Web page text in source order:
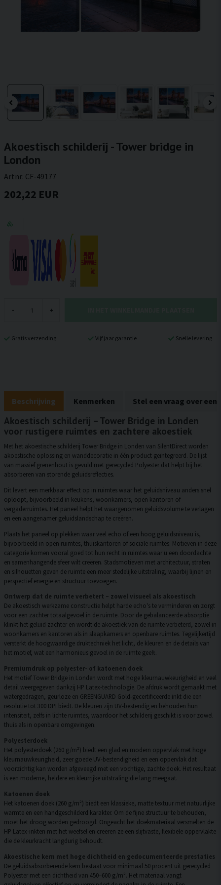
Akoestisch schilderij - Tower bridge in
London
Artnr: CF-49177
202,22 EUR
- +
Gratis verzending Vijf jaar garantie Snelle levering
Beschrijving Kenmerken Stel een vraag over een
Akoestisch schilderij – Tower Bridge in Londen
voor rustigere ruimtes en zachtere akoestiek
Met het akoestische schilderij Tower Bridge in Londen van SilentDirect worden
akoestische oplossing en wanddecoratie in één product geïntegreerd. De lijst
van massief grenenhout is gevuld met gerecycled Polyester dat helpt bij het
absorberen van storende geluidsreflecties.
Dit levert een merkbaar effect op in ruimtes waar het geluidsniveau anders snel
oploopt, bijvoorbeeld in keukens, woonkamers, open kantoren of
vergaderruimtes. Het paneel helpt het waargenomen geluidsvolume te verlagen
en een aangenamer geluidslandschap te creëren.
Plaats het paneel op plekken waar veel echo of een hoog geluidsniveau is,
bijvoorbeeld in open ruimtes, thuiskantoren of sociale ruimtes. Motieven in deze
categorie komen vooral goed tot hun recht in ruimtes waar u een doordachte
en samenhangende sfeer wilt creëren. Stadsmotieven met architectuur, straten
en silhouetten geven de ruimte een meer stedelijke uitstraling, waarbij lijnen en
perspectief energie en structuur toevoegen.
Ontwerp dat de ruimte verbetert – zowel visueel als akoestisch
De akoestisch werkzame constructie helpt harde echo's te verminderen en zorgt
voor een zachter totaalgevoel in de ruimte. Door de gebalanceerde absorptie
klinkt het geluid zachter en wordt de akoestiek van de ruimte verbeterd, zowel in
woonkamers en kantoren als in slaapkamers en openbare ruimtes. Tegelijkertijd
versterkt de hoogwaardige druktechniek het licht, de kleuren en de details van
het motief, wat een harmonieus gevoel in de ruimte geeft.
Premiumdruk op polyester- of katoenen doek
Het motief Tower Bridge in Londen wordt met hoge kleurnauwkeurigheid en veel
detail weergegeven dankzij HP Latex-technologie. De afdruk wordt gemaakt met
watergedragen, geurloze en GREENGUARD Gold-gecertificeerde inkt die een
resolutie tot 300 DPI biedt. De kleuren zijn UV-bestendig en behouden hun
intensiteit, zelfs in lichte ruimtes, waardoor het schilderij geschikt is voor zowel
thuis als in openbare omgevingen.
Polyesterdoek
Het polyesterdoek (260 g/m²) biedt een glad en modern oppervlak met hoge
kleurnauwkeurigheid, zeer goede UV-bestendigheid en een oppervlak dat
voorzichtig kan worden afgeveegd met een vochtige, zachte doek. Het resultaat
is een moderne, heldere en kleurrijke uitstraling die lang meegaat.
Katoenen doek
Het katoenen doek (260 g/m²) biedt een klassieke, matte textuur met natuurlijke
warmte en een handgeschilderd karakter. Om de fijne structuur te behouden,
moet het droog worden gedroogd. Ongeacht het doekmateriaal versmelten de
HP Latex-inkten met het weefsel en creëren ze een slijtvaste, flexibele oppervlakte
die de kleurkracht langdurig behoudt.
Akoestische kern met hoge dichtheid en gedocumenteerde prestaties
De geluidsabsorberende kern bestaat voor minimaal 50 procent uit gerecycled
Polyester met een dichtheid van 450–600 g/m². Het materiaal vangt